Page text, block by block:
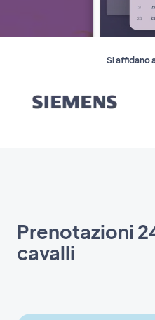
Si affidano
Prenotazioni
cavalli